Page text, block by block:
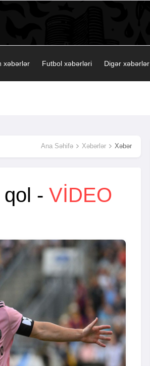
xəbərlər Futbol xəbərləri Digər xəbərlər
Ana Səhifə Xəbərlər Xəbər
- VİDEO